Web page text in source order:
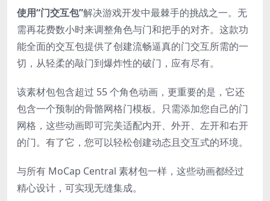
使用“门交互包”解决游戏开发中最棘手的挑战之一。无
需再花费数小时来调整角色与门和把手的对齐。这款功
能全面的交互包提供了创建流畅逼真的门交互所需的一
切，从轻柔的敲门到爆炸性的破门，应有尽有。
该素材包包含超过 55 个角色动画，更重要的是，它还
包含一个预制的骨骼网格门模板。只需添加您自己的门
网格，这些动画即可完美适配内开、外开、左开和右开
的门​​。有了它，您可以轻松创建动态且交互式的环境。
与所有 MoCap Central 素材包一样，这些动画都经过
精心设计，可实现无缝集成。